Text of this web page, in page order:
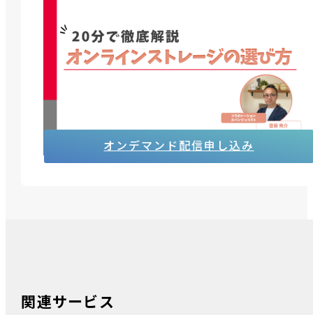
この動画では、 DropboxとBoxを徹底的に比較分析
しています。ストレージ容量やフォルダ構造いった
基本情報にとどまらず、 社外共有・セキュリティ対
策・利便性など、ビジネスシーンにおける重要ポイ
オンデマンド配信申し込み
関連サービス